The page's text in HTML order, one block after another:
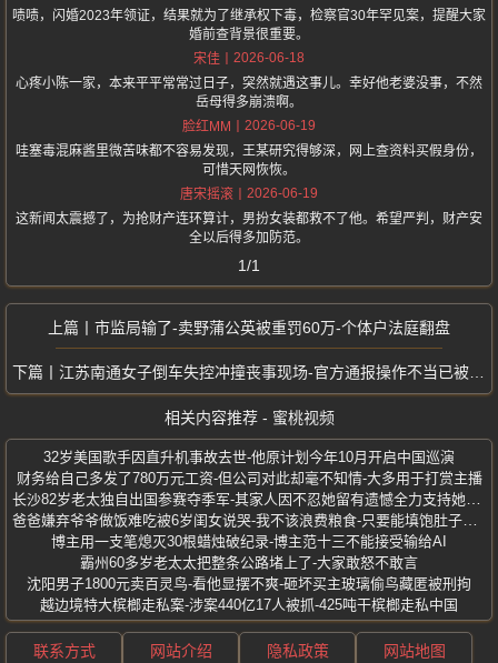
啧啧，闪婚2023年领证，结果就为了继承权下毒，检察官30年罕见案，提醒大家
婚前查背景很重要。
宋佳
2026-06-18
心疼小陈一家，本来平平常常过日子，突然就遇这事儿。幸好他老婆没事，不然
岳母得多崩溃啊。
脸红MM
2026-06-19
哇塞毒混麻酱里微苦味都不容易发现，王某研究得够深，网上查资料买假身份，
可惜天网恢恢。
唐宋摇滚
2026-06-19
这新闻太震撼了，为抢财产连环算计，男扮女装都救不了他。希望严判，财产安
全以后得多加防范。
1/1
市监局输了-卖野蒲公英被重罚60万-个体户法庭翻盘
江苏南通女子倒车失控冲撞丧事现场-官方通报操作不当已被控制
相关内容推荐 - 蜜桃视频
32岁美国歌手因直升机事故去世-他原计划今年10月开启中国巡演
财务给自己多发了780万元工资-但公司对此却毫不知情-大多用于打赏主播
博主用一支笔熄灭30根蜡烛破纪录-博主范十三不能接受输给AI
霸州60多岁老太太把整条公路堵上了-大家敢怒不敢言
沈阳男子1800元卖百灵鸟-看他显摆不爽-砸坏买主玻璃偷鸟藏匿被刑拘
越边境特大槟榔走私案-涉案440亿17人被抓-425吨干槟榔走私中国
联系方式 网站介绍 隐私政策 网站地图